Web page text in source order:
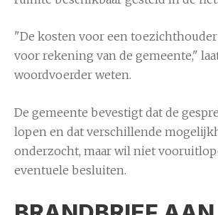
"De kosten voor een
voor rekening van de gemeente,"
woordvoerder weten.
De gemeente bevestigt dat de
lopen en dat verschillende
onderzocht, maar wil niet
eventuele besluiten.